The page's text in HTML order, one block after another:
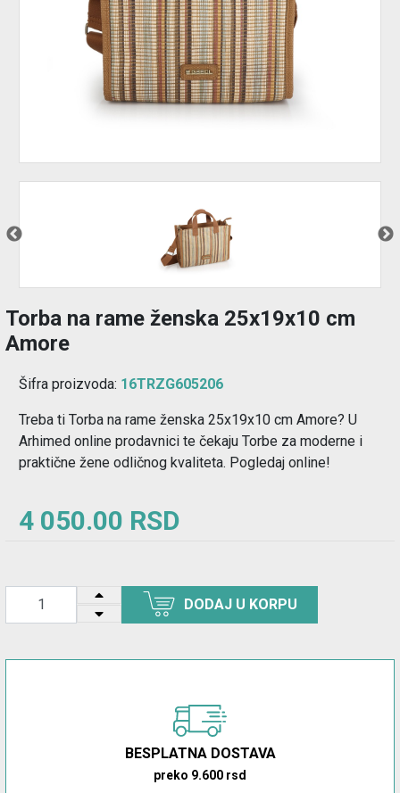
korisnika
nama
Torba na rame ženska 25x19x10 cm
Amore
Šifra proizvoda: 16TRZG605206
Treba ti Torba na rame ženska 25x19x10 cm Amore? U
Arhimed online prodavnici te čekaju Torbe za moderne i
praktične žene odličnog kvaliteta. Pogledaj online!
4 050.00 RSD
DODAJ U KORPU
BESPLATNA DOSTAVA
preko 9.600 rsd